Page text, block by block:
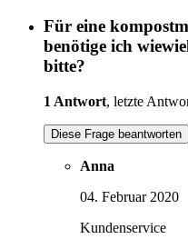
Für eine
benötige ich
bitte?
1 Antwort, letzte
Diese Frage beantworten
Anna
04. Februar 2020
Kundenservice